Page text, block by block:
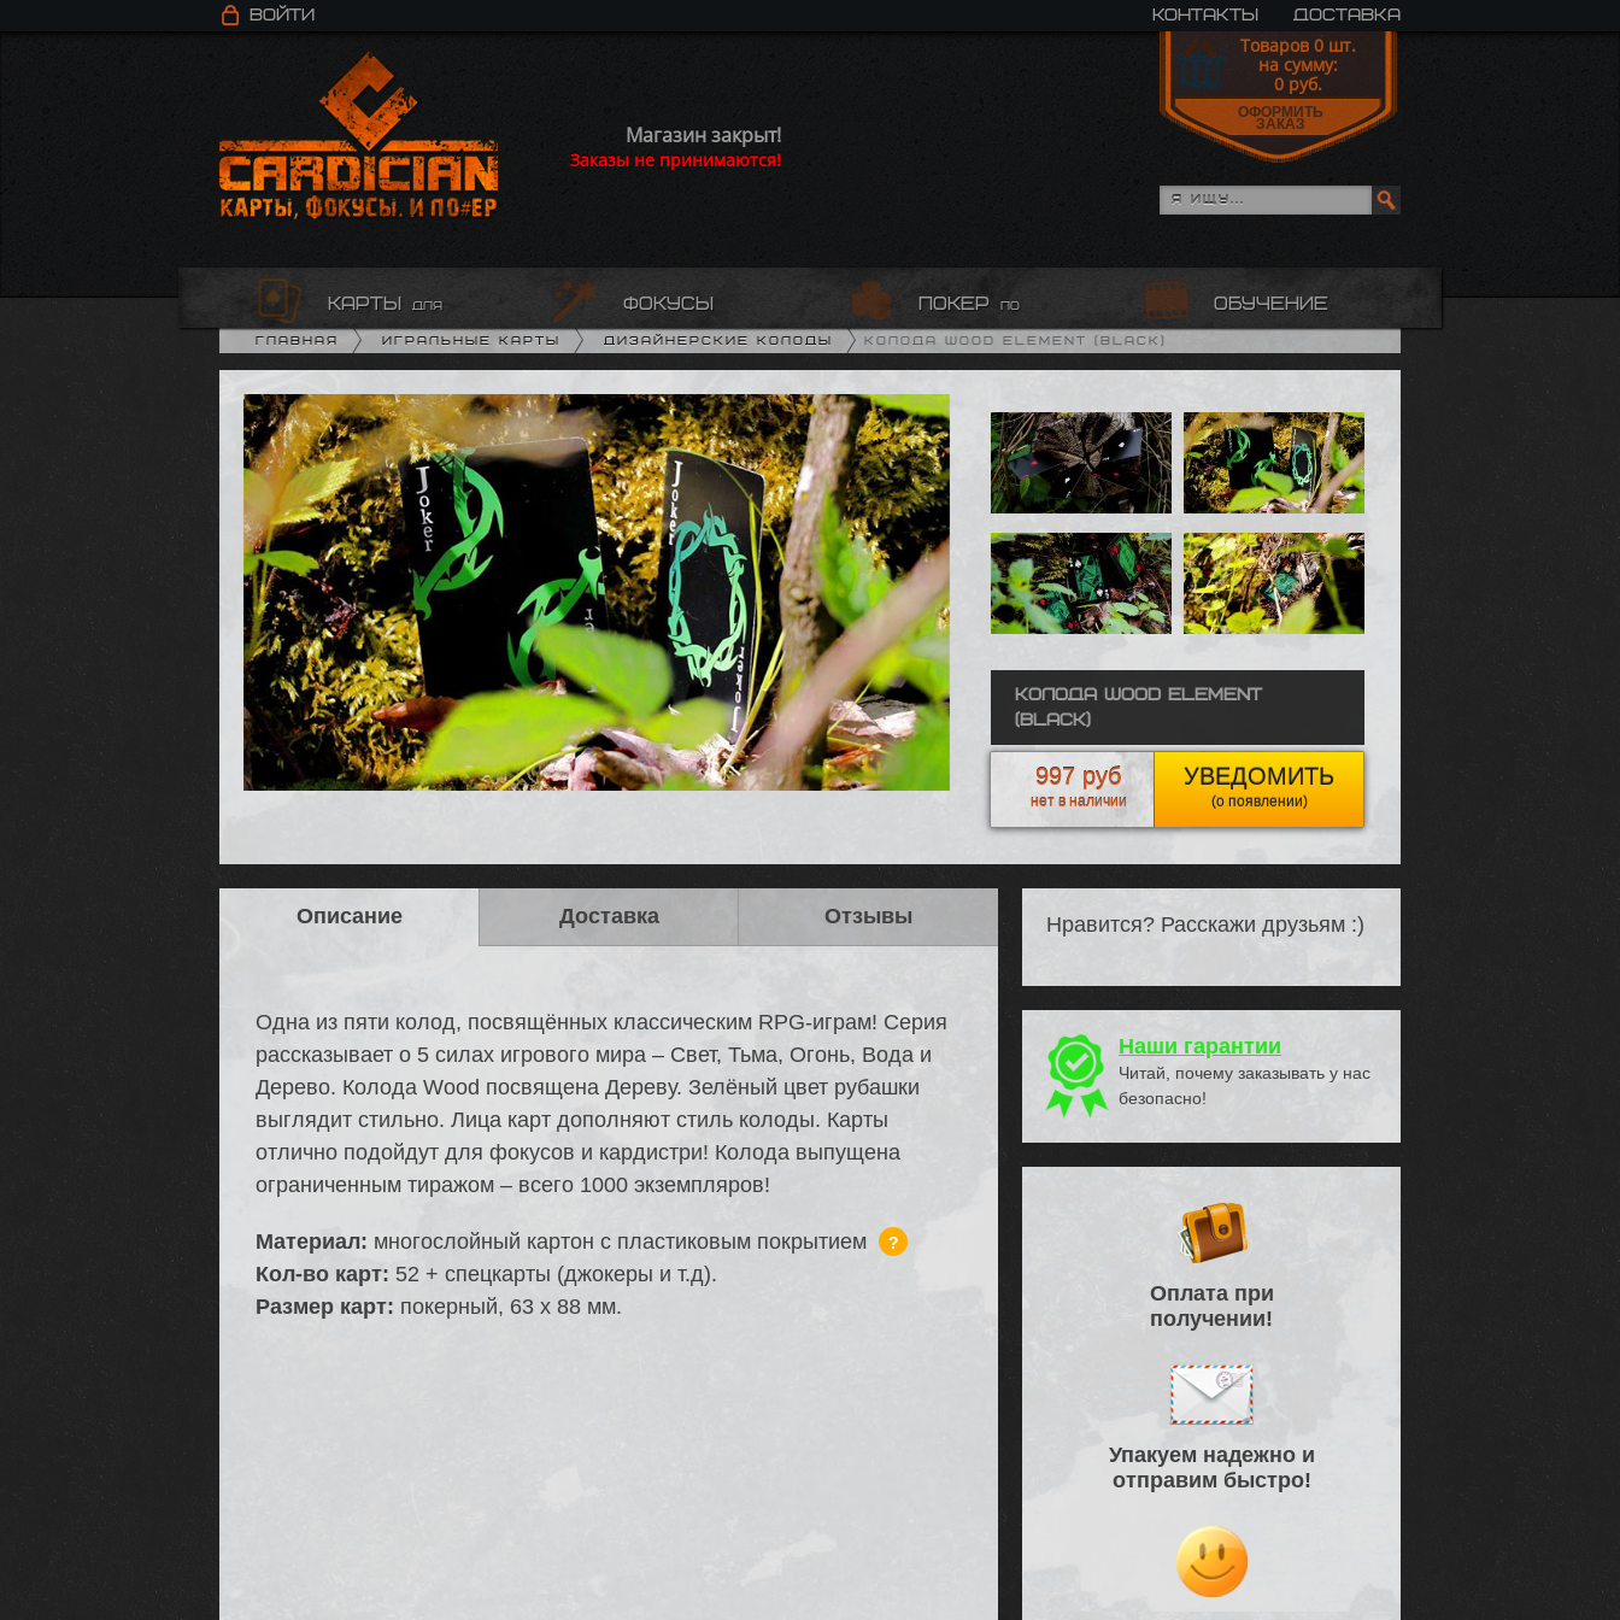
Войти контакты доставка
Товаров 0 шт.
на сумму:
0 руб.
ОФОРМИТЬ
ЗАКАЗ
Магазин закрыт!
Заказы не принимаются!
карты для фокусы покер по обучение
Главная Игральные карты Дизайнерские колоды Колода Wood Element (Black)
Колода Wood Element
(Black)
УВЕДОМИТЬ
(о появлении)
997 руб
нет в наличии
Описание Доставка Отзывы
Одна из пяти колод, посвящённых классическим RPG-играм! Серия
рассказывает о 5 силах игрового мира – Свет, Тьма, Огонь, Вода и
Дерево. Колода Wood посвящена Дереву. Зелёный цвет рубашки
выглядит стильно. Лица карт дополняют стиль колоды. Карты
отлично подойдут для фокусов и кардистри! Колода выпущена
ограниченным тиражом – всего 1000 экземпляров!
Материал: многослойный картон с пластиковым покрытием ?
Кол-во карт: 52 + спецкарты (джокеры и т.д).
Размер карт: покерный, 63 х 88 мм.
Нравится? Расскажи друзьям :)
Наши гарантии
Читай, почему заказывать у нас
безопасно!
Оплата при
получении!
Упакуем надежно и
отправим быстро!